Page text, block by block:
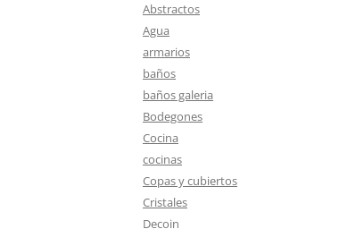
Abstractos
Agua
armarios
baños
baños galeria
Bodegones
Cocina
cocinas
Copas y cubiertos
Cristales
Decoin